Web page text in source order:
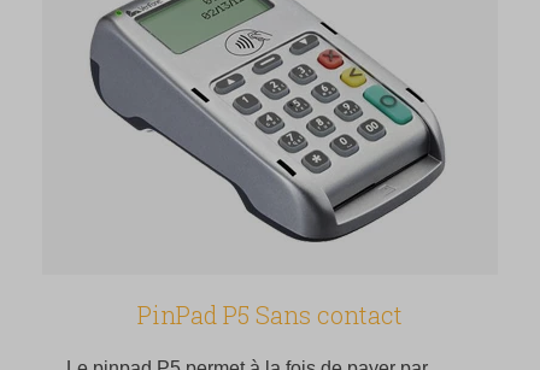
PinPad P5 Sans contact